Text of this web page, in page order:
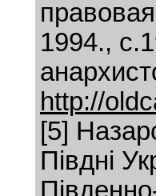
1994.,
http://
[5]
Півдні